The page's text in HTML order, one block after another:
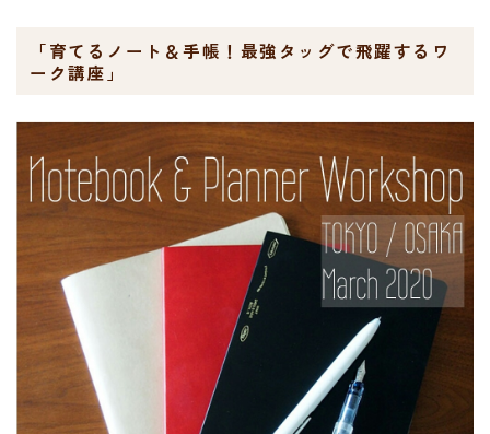
「育てるノート＆手帳！最強タッグで飛躍するワ
ーク講座」